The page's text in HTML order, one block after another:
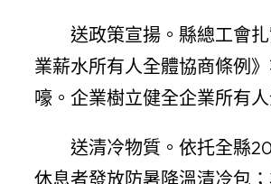
送政策宣揚。縣總工會
業薪水所有人全體協商條例
嚎。企業樹立健全企業所有
送清冷物質。依托全縣
休息者發放防暑降溫清冷包